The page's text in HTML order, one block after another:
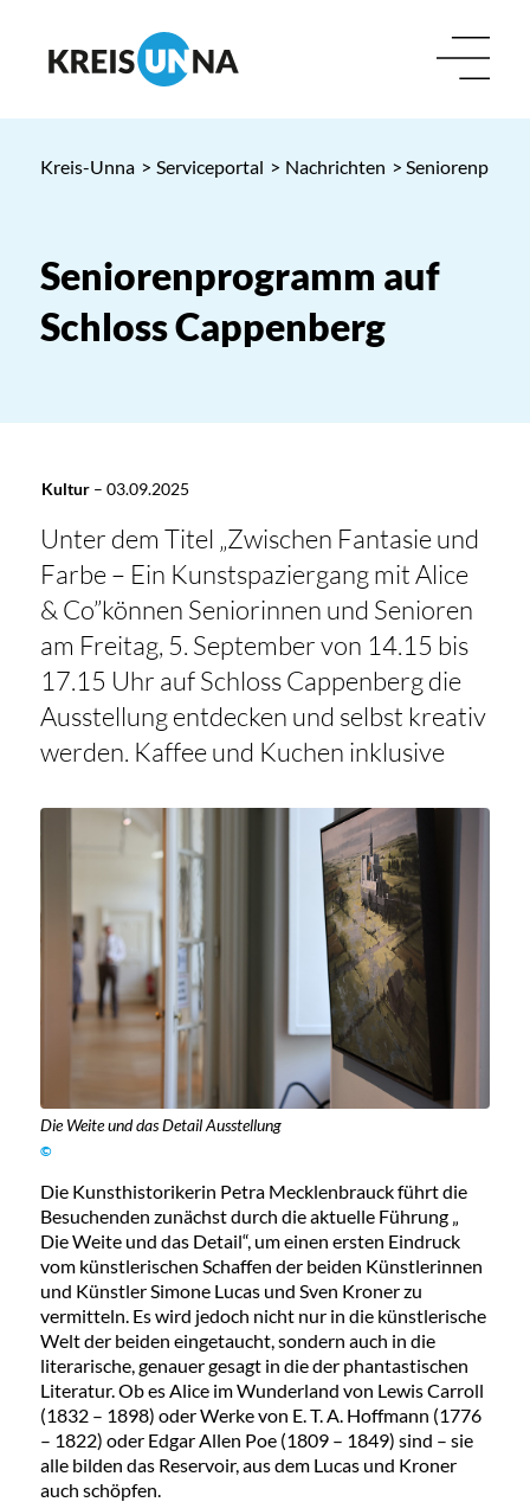
Kreis-Unna > Serviceportal > Nachrichten >
Seniorenprogramm auf
Schloss Cappenberg
Kultur– 03.09.2025
Unter dem Titel „Zwischen Fantasie und
Farbe – Ein Kunstspaziergang mit Alice
& Co”können Seniorinnen und Senioren
am Freitag, 5. September von 14.15 bis
17.15 Uhr auf Schloss Cappenberg die
Ausstellung entdecken und selbst kreativ
werden. Kaffee und Kuchen inklusive
Die Weite und das Detail Ausstellung
©
Die Kunsthistorikerin Petra Mecklenbrauck führt die
Besuchenden zunächst durch die aktuelle Führung „
Die Weite und das Detail“, um einen ersten Eindruck
vom künstlerischen Schaffen der beiden Künstlerinnen
und Künstler Simone Lucas und Sven Kroner zu
vermitteln. Es wird jedoch nicht nur in die künstlerische
Welt der beiden eingetaucht, sondern auch in die
literarische, genauer gesagt in die der phantastischen
Literatur. Ob es Alice im Wunderland von Lewis Carroll
(1832 – 1898) oder Werke von E. T. A. Hoffmann (1776
– 1822) oder Edgar Allen Poe (1809 – 1849) sind – sie
alle bilden das Reservoir, aus dem Lucas und Kroner
auch schöpfen.